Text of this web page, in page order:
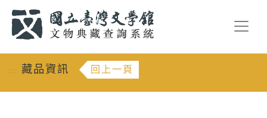
::: 藏品資訊 回上一頁